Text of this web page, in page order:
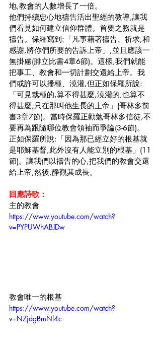
地,教會的人數增長了一倍。
他們持續忠心地禱告活出聖經的教導,讓我
們看見如何建立信仰群體。首要之務就是
禱告。保羅寫到:「凡事藉著禱告、祈求,和
感謝,將你們所要的告訴上帝」,並且應該一
無掛慮(腓立比書4章6節)。這樣,我們就能
把事工、教會和一切計劃交還給上帝。我
們或許可以播種、澆灌,但正如保羅所說:
「可見栽種的,算不得甚麼,澆灌的,也算不
得甚麼;只在那叫他生長的上帝」(哥林多前
書3章7節)。當時保羅正勸勉哥林多信徒,不
要再為跟隨哪位教會領袖而爭論(3-6節)。
正如保羅所說:「因為那已經立好的根基就
是耶穌基督,此外沒有人能立別的根基」(11
節)。讓我們以禱告的心,把我們的教會交還
給上帝,然後,靜觀其成長。
回應詩歌：
主的教會
https://www.youtube.com/watch?
v=PYPUWhABJDw
教會唯一的根基
https://www.youtube.com/watch?
v=NZjdgBmNl4c